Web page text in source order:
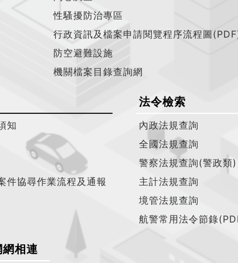
性騷擾防治專區
行政資訊及檔案申請閱覽程序流程圖
防空避難設施
機關檔案目錄查詢網
知
件協尋作業流程及通報
法令檢索
內政法規查詢
全國法規查詢
警察法規查詢(警政類)
主計法規查詢
境管法規查詢
航警常用法令節錄
網相連